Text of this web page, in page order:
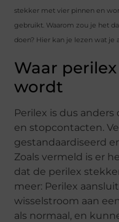
stekker met vier pinnen en
gebruikt. Waarom zou je het
doen? Hier kan je lezen wat
Waar
wordt
Perilex is dus
en stopcontacten.
gestandaardiseerd
Zoals vermeld is er
dat de perilex
meer: Perilex
wisselstroom aan
als normaal, en